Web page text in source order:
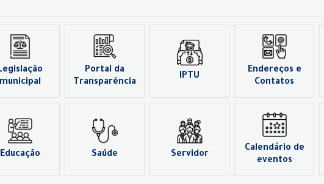
municipal
Portal da
Transparência
IPTU
Endereços e
Contatos
Educação Saúde Servidor
Calendário de
eventos